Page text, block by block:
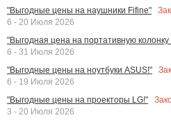
"Выгодные цены на наушники Fifine"
6 - 20 Июля 2026
"Выгодная цена на портативную колонку
6 - 31 Июля 2026
"Выгодные цены на ноутбуки ASUS!"
6 - 19 Июля 2026
"Выгодные цены на проекторы LG!"
3 - 20 Июля 2026